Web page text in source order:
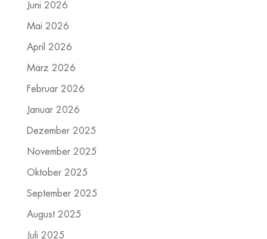
Juni 2026
Mai 2026
April 2026
März 2026
Februar 2026
Januar 2026
Dezember 2025
November 2025
Oktober 2025
September 2025
August 2025
Juli 2025